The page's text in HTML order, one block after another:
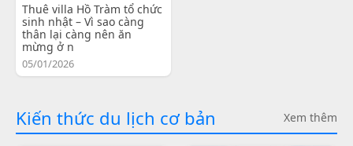
Thuê villa Hồ Tràm tổ chức
sinh nhật – Vì sao càng
thân lại càng nên ăn
mừng ở n
05/01/2026
Kiến thức du lịch cơ bản Xem thêm